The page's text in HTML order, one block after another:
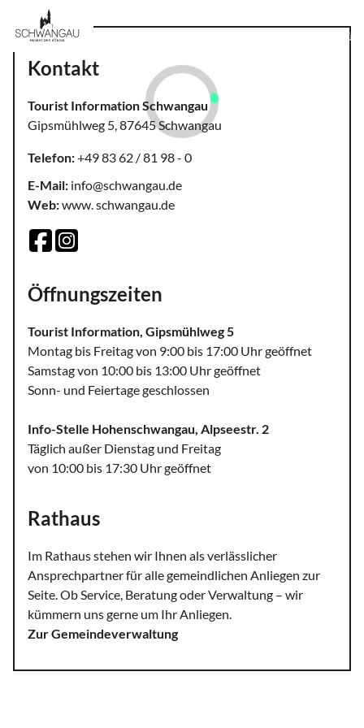
MENÜ
Kontakt
Tourist Information Schwangau
Gipsmühlweg 5, 87645 Schwangau
Telefon:+49 83 62 / 81 98 - 0
E-Mail: info@schwangau.de
Web:www. schwangau.de
Öffnungszeiten
Tourist Information, Gipsmühlweg 5
Montag bis Freitag von 9:00 bis 17:00 Uhr geöffnet
Samstag von 10:00 bis 13:00 Uhr geöffnet
Sonn- und Feiertage geschlossen
Info-Stelle Hohenschwangau, Alpseestr. 2
Täglich außer Dienstag und Freitag
von 10:00 bis 17:30 Uhr geöffnet
Rathaus
Im Rathaus stehen wir Ihnen als verlässlicher
Ansprechpartner für alle gemeindlichen Anliegen zur
Seite. Ob Service, Beratung oder Verwaltung – wir
kümmern uns gerne um Ihr Anliegen.
Zur Gemeindeverwaltung